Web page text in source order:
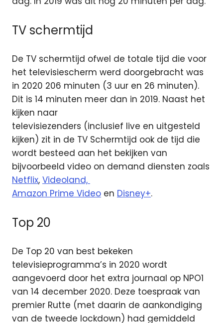
TV schermtijd
De TV schermtijd ofwel de totale tijd die voor
het televisiescherm werd doorgebracht was
in 2020 206 minuten (3 uur en 26 minuten).
Dit is 14 minuten meer dan in 2019. Naast het
kijken naar
televisiezenders (inclusief live en uitgesteld
kijken) zit in de TV Schermtijd ook de tijd die
wordt besteed aan het bekijken van
bijvoorbeeld video on demand diensten zoals
Netflix, Videoland,
Amazon Prime Video en Disney+.
Top 20
De Top 20 van best bekeken
televisieprogramma’s in 2020 wordt
aangevoerd door het extra journaal op NPO1
van 14 december 2020. Deze toespraak van
premier Rutte (met daarin de aankondiging
van de tweede lockdown) had gemiddeld